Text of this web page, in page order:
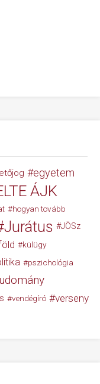
egyetem
ÁJK
hogyan tovább
Jurátus JÖSz
külügy
pszichológia
vendégíró verseny